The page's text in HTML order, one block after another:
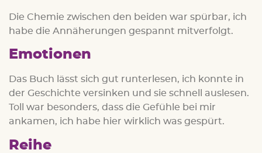
Die Chemie zwischen den beiden war spürbar, ich
habe die Annäherungen gespannt mitverfolgt.
Emotionen
Das Buch lässt sich gut runterlesen, ich konnte in
der Geschichte versinken und sie schnell auslesen.
Toll war besonders, dass die Gefühle bei mir
ankamen, ich habe hier wirklich was gespürt.
Reihe